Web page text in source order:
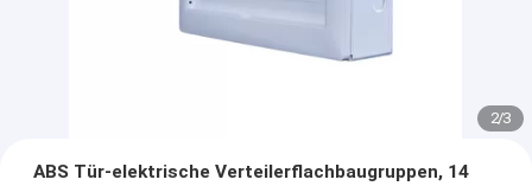
2/3
ABS Tür-elektrische Verteilerflachbaugruppen, 14